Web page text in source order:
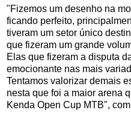
"Fizemos um desenho na
ficando perfeito,
tiveram um setor único
que fizeram um grande
Elas que fizeram a disputa
emocionante nas mais
Tentamos valorizar demais
nesta que foi a maior arena
Kenda Open Cup MTB",